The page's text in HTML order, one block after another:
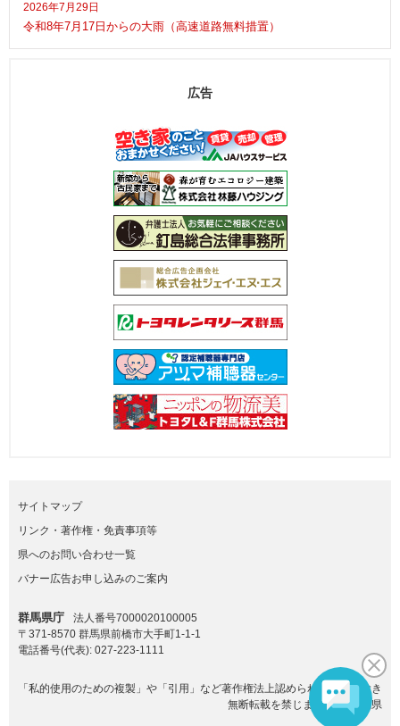
2026年7月29日
令和8年7月17日からの大雨（高速道路無料措置）
広告
サイトマップ
リンク・著作権・免責事項等
県へのお問い合わせ一覧
バナー広告お申し込みのご案内
群馬県庁
法人番号7000020100005
〒371-8570 群馬県前橋市大手町1-1-1
電話番号(代表): 027-223-1111
「私的使用のための複製」や「引用」など著作権法上認められた場合を除き
無断転載を禁じます。(C)群馬県